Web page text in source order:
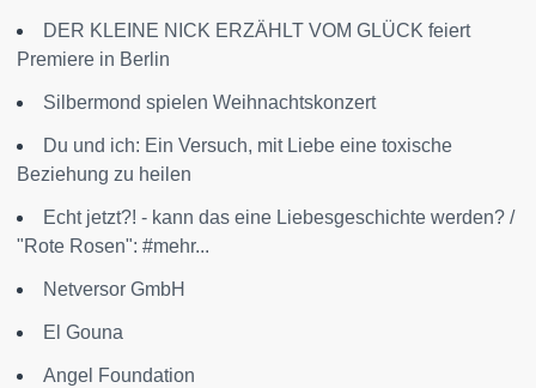
DER KLEINE NICK ERZÄHLT VOM GLÜCK feiert
Premiere in Berlin
Silbermond spielen Weihnachtskonzert
Du und ich: Ein Versuch, mit Liebe eine toxische
Beziehung zu heilen
Echt jetzt?! - kann das eine Liebesgeschichte werden? /
"Rote Rosen": #mehr...
Netversor GmbH
El Gouna
Angel Foundation